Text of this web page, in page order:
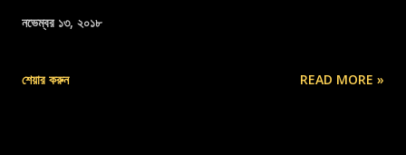
নভেম্বর ১৩, ২০১৮
শেয়ার করুন READ MORE »